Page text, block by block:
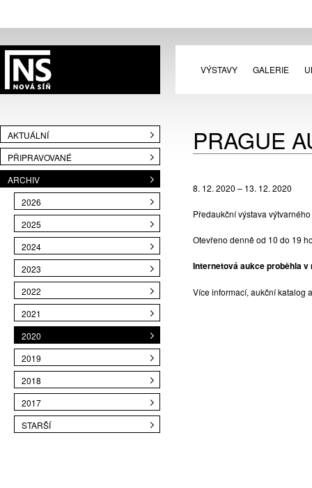
VÝSTAVY GALERIE
AKTUÁLNÍ
PŘIPRAVOVANÉ
ARCHIV
2026
2025
2024
2023
2022
2021
2020
2019
2018
2017
STARŠÍ
PRAGUE
8. 12. 2020 – 13. 12. 2020
Předaukční výstava
Otevřeno denně od 10 do 19
Internetová aukce proběhla v
Více informací, aukční katalog